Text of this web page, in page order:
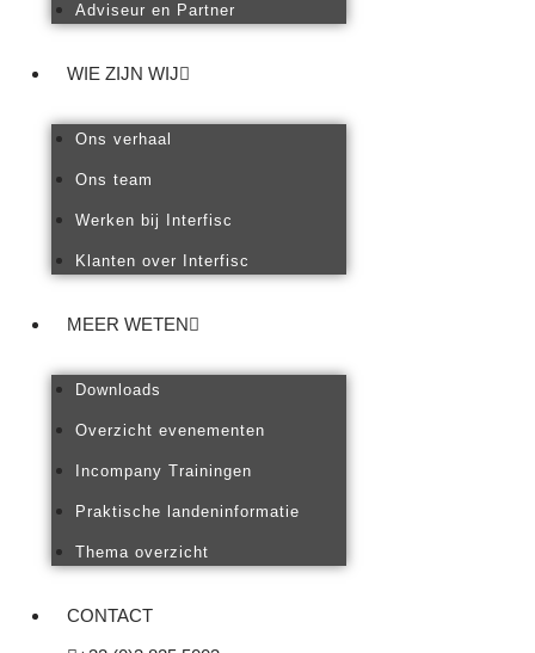
Adviseur en Partner
WIE ZIJN WIJ
Ons verhaal
Ons team
Werken bij Interfisc
Klanten over Interfisc
MEER WETEN
Downloads
Overzicht evenementen
Incompany Trainingen
Praktische landeninformatie
Thema overzicht
CONTACT